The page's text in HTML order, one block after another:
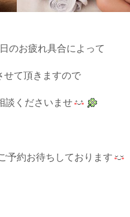
のお疲れ具合によって
せて頂きますので
談くださいませ
予約お待ちしております